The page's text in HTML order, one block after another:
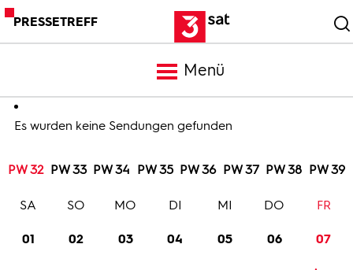
PRESSETREFF
Menü
Meldungen
Programm
Es wurden keine Sendungen gefunden
PW 32 PW 33 PW 34 PW 35 PW 36 PW 37 PW 38 PW 39
01
SA
02
SO
03
MO
04
DI
05
MI
06
DO
07
FR